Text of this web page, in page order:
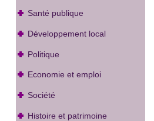
Santé publique
Développement local
Politique
Economie et emploi
Société
Histoire et patrimoine